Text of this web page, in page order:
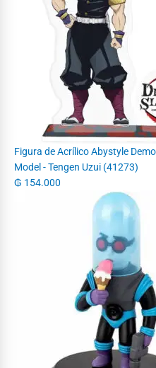
Figura de Acrílico Abystyle
Model - Tengen Uzui (41273)
₲ 154.000